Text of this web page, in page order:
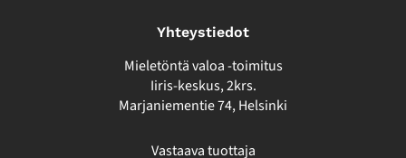
Yhteystiedot
Mieletöntä valoa -toimitus
Iiris-keskus, 2krs.
Marjaniementie 74, Helsinki
Vastaava tuottaja